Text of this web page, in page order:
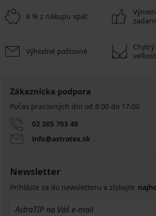
8 % z nákupu späť
Výhodné poštovné
Zákaznícka podpora
Počas pracovných dní od 8:00 do 17:00
02 205 703 40
info@astratex.sk
Newsletter
Prihláste sa do newsletteru a získajte